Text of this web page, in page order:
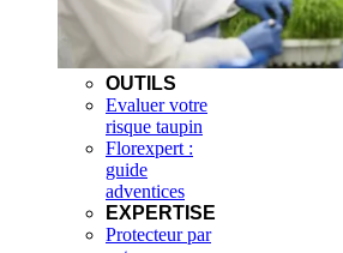
OUTILS
Evaluer votre
risque taupin
Florexpert :
guide
adventices
EXPERTISE
Protecteur par